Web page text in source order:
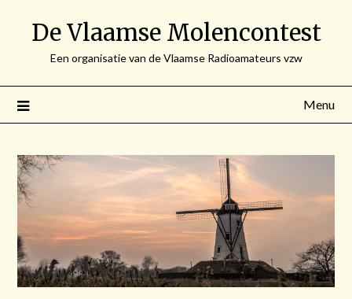
De Vlaamse Molencontest
Een organisatie van de Vlaamse Radioamateurs vzw
Menu